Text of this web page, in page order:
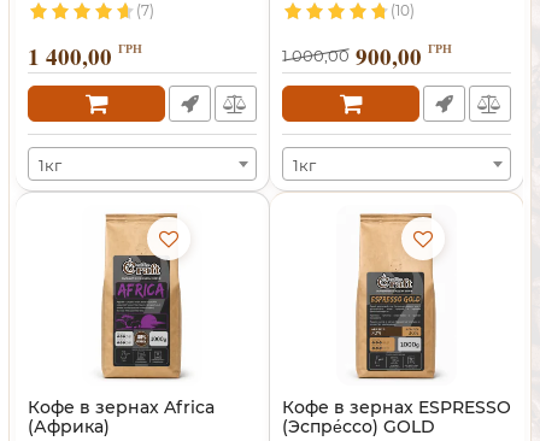
(7)
1 400,00 ГРН
1кг
(10)
1 000,00 900,00 ГРН
1кг
Кофе в зернах Africa
(Африка)
Кофе в зернах ESPRESSO
(Эспре́ссо) GOLD